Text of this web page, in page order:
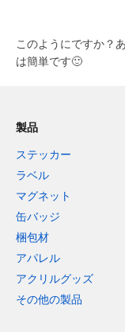
このようにですか？
は簡単です🙂
製品
ステッカー
ラベル
マグネット
缶バッジ
梱包材
アパレル
アクリルグッズ
その他の製品